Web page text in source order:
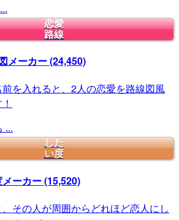
...
恋愛
路線
メーカー(24,450)
を入れると、2人の恋愛を路線図風
...
した
い度
ーカー(15,520)
その人が周囲からどれほど恋人にし